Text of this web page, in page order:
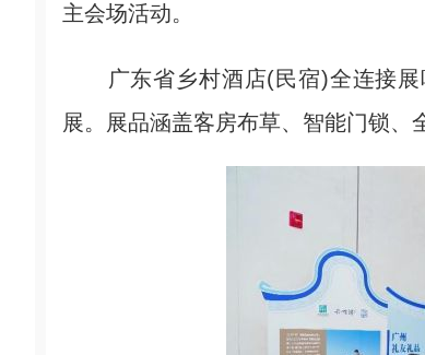
主会场活动。
广东省乡村酒店(民宿)全连接展
展。展品涵盖客房布草、智能门锁、